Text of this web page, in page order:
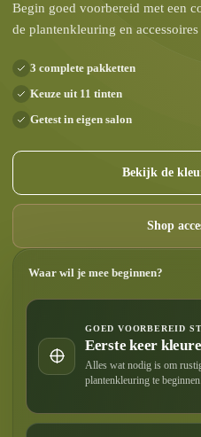
Begin goed voorbereid met een
de plantenkleuring en
3 complete pakketten
Keuze uit 11 tinten
Getest in eigen salon
Bekijk de
Shop
Waar wil je mee beginnen?
GOED VOORBEREID
Eerste keer
Alles wat nodig is om
plantenkleuring te beginnen.